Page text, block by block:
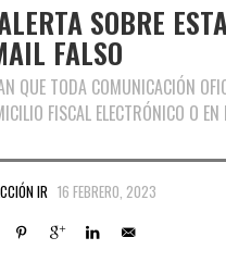
SOBRE
FALSO
QUE TODA COMUNICACIÓN
FISCAL ELECTRÓNICO O
IR 16 FEBRERO, 2023